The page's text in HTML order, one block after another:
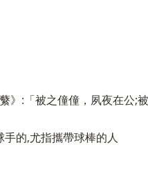
:「被之僮僮，夙夜在公;
的,尤指攜帶球棒的人